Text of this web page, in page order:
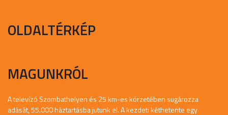
OLDALTÉRKÉP
MAGUNKRÓL
A televízó Szombathelyen és 25 km-es körzetében sugározza
adását, 55.000 háztartásba jutunk el. A kezdeti kéthetente egy